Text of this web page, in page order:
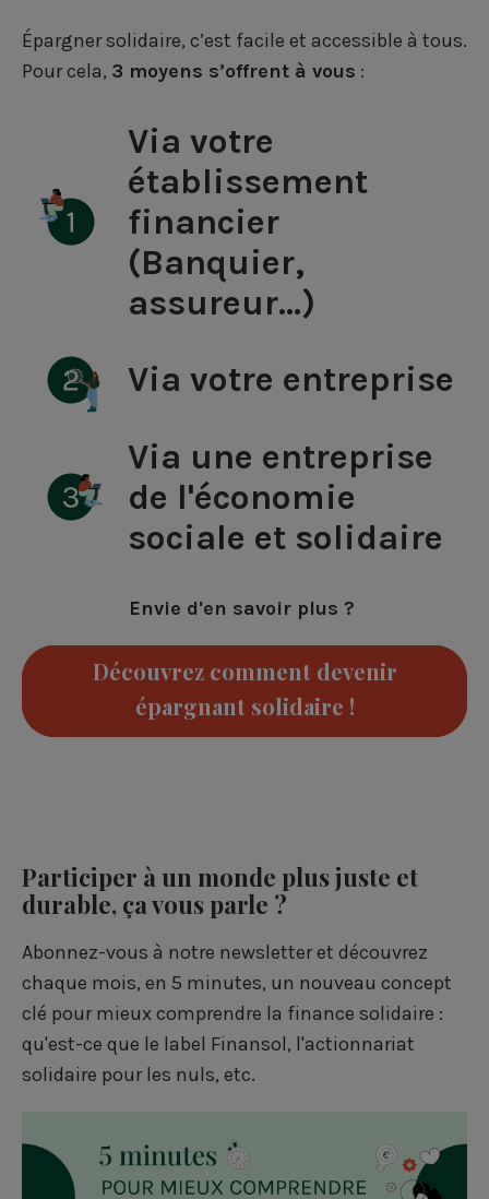
Épargner solidaire, c’est facile et accessible à tous.
Pour cela, 3 moyens s’offrent à vous :
Via votre
établissement
financier
(Banquier,
assureur...)
Via votre entreprise
Via une entreprise
de l'économie
sociale et solidaire
Envie d'en savoir plus ?
Découvrez comment devenir
épargnant solidaire !
Participer à un monde plus juste et
durable, ça vous parle ?
Abonnez-vous à notre newsletter et découvrez
chaque mois, en 5 minutes, un nouveau concept
clé pour mieux comprendre la finance solidaire :
qu'est-ce que le label Finansol, l'actionnariat
solidaire pour les nuls, etc.